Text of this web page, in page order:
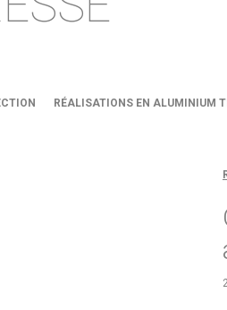
RÉALISATIONS EN ALUMINIUM